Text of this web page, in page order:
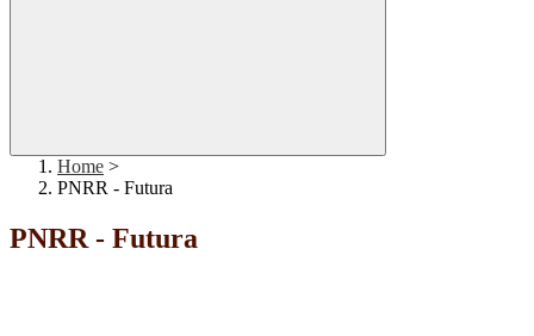
Home >
PNRR - Futura
PNRR - Futura